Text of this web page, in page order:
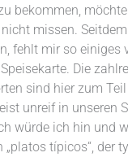
bekommen,
missen.
fehlt mir so einiges
Die
sind hier zum
unreif in unseren
würde ich hin und
„platos típicos“, der